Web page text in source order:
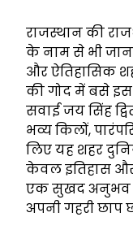
राजस्थान की
के नाम से भी
और ऐतिहासिक
की गोद में बसे इस
सवाई जय सिंह
भव्य किलों,
लिए यह शहर
केवल इतिहास
एक सुखद अनुभव
अपनी गहरी छाप